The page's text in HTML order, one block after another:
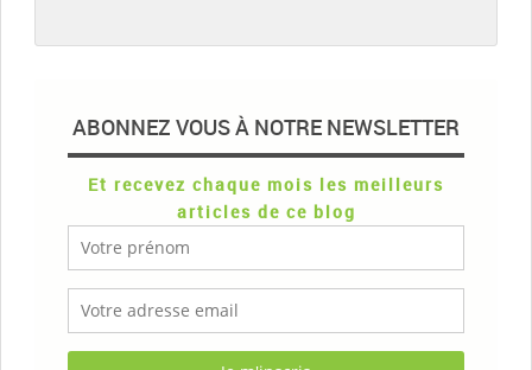
ABONNEZ VOUS À NOTRE NEWSLETTER
Et recevez chaque mois les meilleurs
articles de ce blog